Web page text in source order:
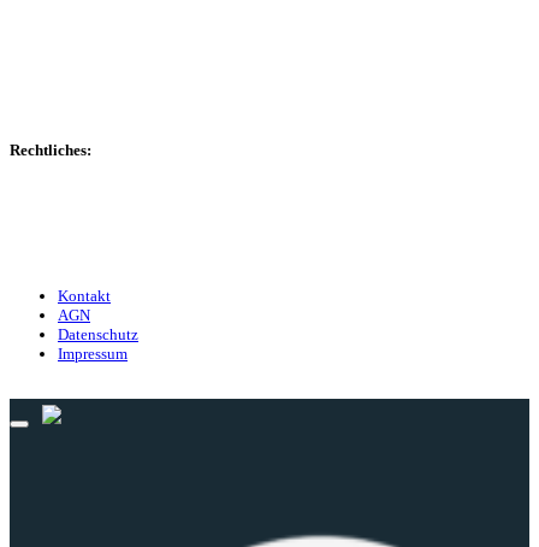
Rechtliches:
Kontakt
AGN
Datenschutz
Impressum